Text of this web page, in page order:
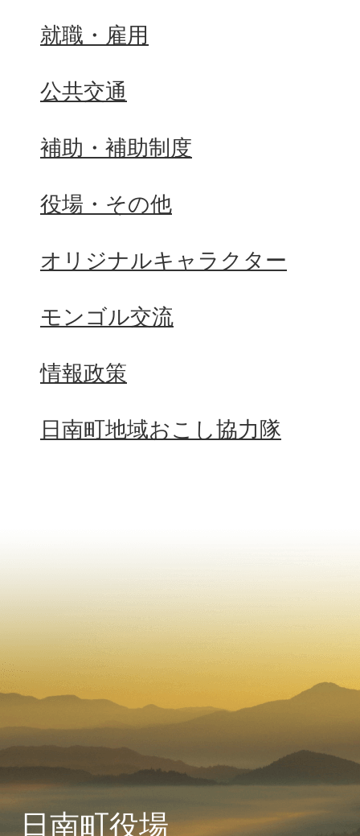
就職・雇用
公共交通
補助・補助制度
役場・その他
オリジナルキャラクター
モンゴル交流
情報政策
日南町地域おこし協力隊
日南町役場